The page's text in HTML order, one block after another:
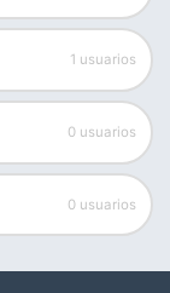
1 usuarios
0 usuarios
0 usuarios